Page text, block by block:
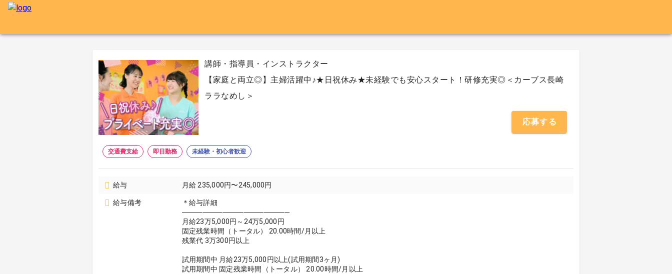
講師・指導員・インストラクター
【家庭と両立◎】主婦活躍中♪★日祝休み★未経験でも安心スタート！研修充実◎＜カーブス長崎
ララなめし＞
応募する
交通費支給 即日勤務 未経験・初心者歓迎
給与 月給 235,000円〜245,000円
給与備考
＊給与詳細
─────────────────────
月給23万5,000円～24万5,000円
固定残業時間（トータル） 20.00時間/月以上
残業代 3万300円以上
試用期間中 月給23万5,000円以上(試用期間3ヶ月)
試用期間中 固定残業時間（トータル） 20.00時間/月以上